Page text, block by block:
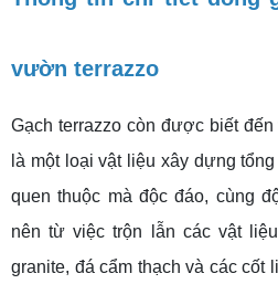
vườn terrazzo
Gạch terrazzo còn được biết
là một loại vật liệu xây dựng
quen thuộc mà độc đáo, cùng
nên từ việc trộn lẫn các vật
granite, đá cẩm thạch và các cốt